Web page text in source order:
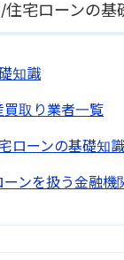
住宅ローンの基
知識
買取り業者一覧
ローンの基礎知識
ーンを扱う金融機